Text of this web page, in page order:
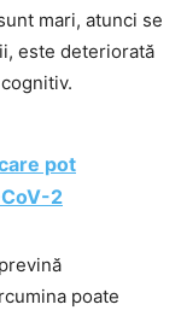
mari, atunci se
este deteriorată
pot
2
poate